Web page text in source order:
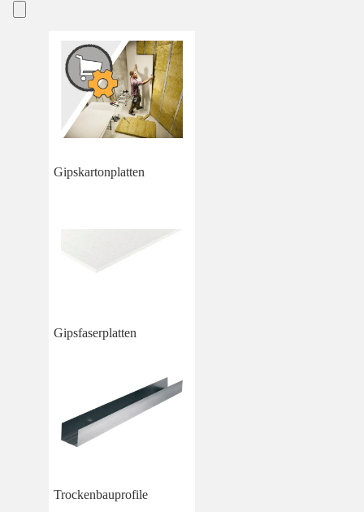
Gipskartonplatten
Gipsfaserplatten
Trockenbauprofile